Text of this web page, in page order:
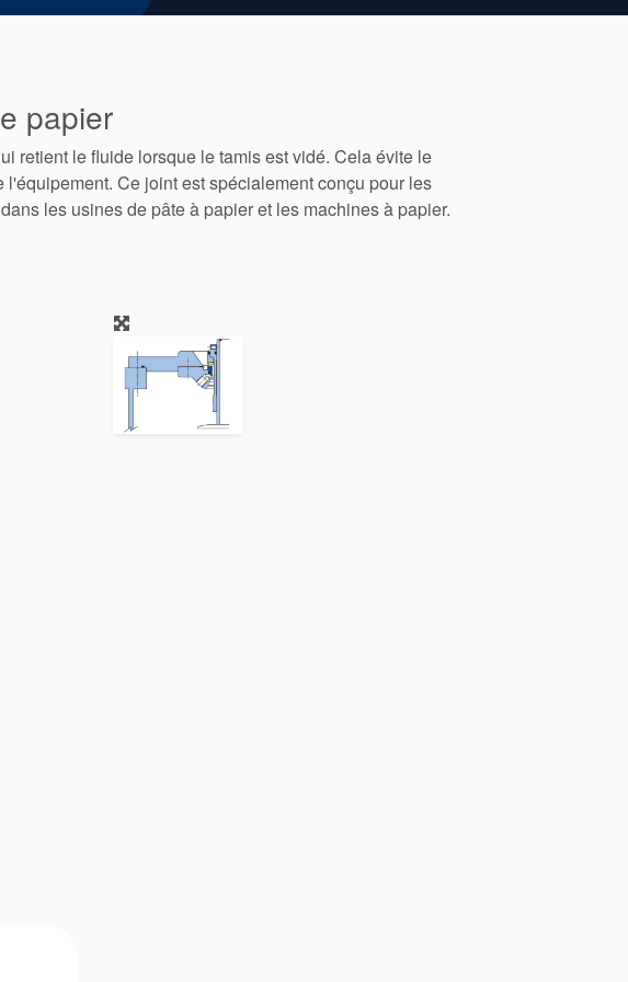
papier
retient le fluide lorsque le tamis est vidé. Cela évite le
Ce joint est spécialement conçu pour les
les usines de pâte à papier et les machines à papier.